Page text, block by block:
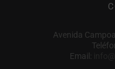
Avenida
Email: